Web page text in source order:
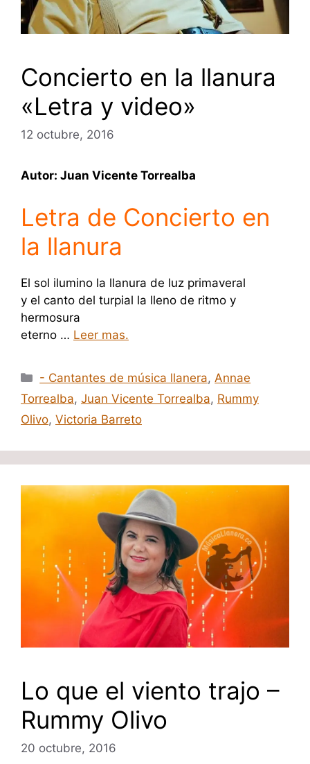
Concierto en la llanura
«Letra y video»
12 octubre, 2016
Autor: Juan Vicente Torrealba
Letra de Concierto en
la llanura
El sol ilumino la llanura de luz primaveral
y el canto del turpial la lleno de ritmo y
hermosura
eterno … Leer mas.
Categorías
- Cantantes de música llanera, Annae
Torrealba, Juan Vicente Torrealba, Rummy
Olivo, Victoria Barreto
Lo que el viento trajo –
Rummy Olivo
20 octubre, 2016